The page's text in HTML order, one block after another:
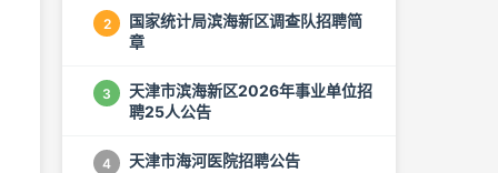
2
国家统计局滨海新区调查队招聘简
章
3
天津市滨海新区2026年事业单位招
聘25人公告
4 天津市海河医院招聘公告